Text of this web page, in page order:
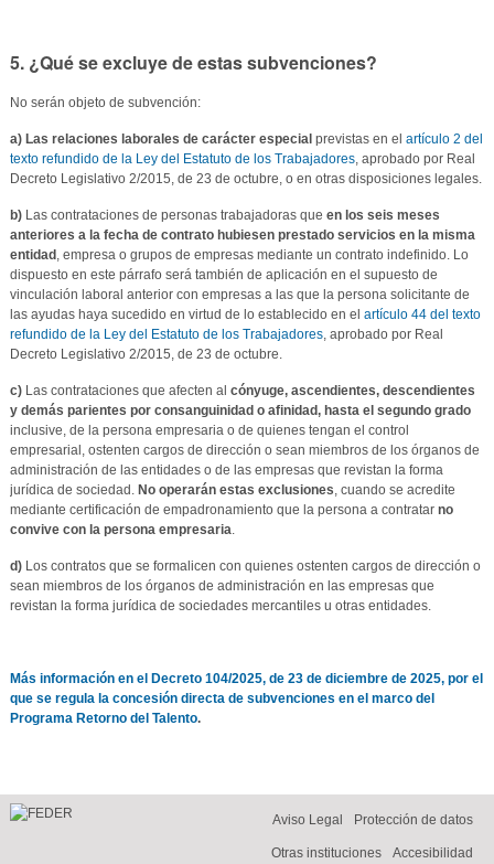
5. ¿Qué se excluye de estas subvenciones?
No serán objeto de subvención:
a) Las relaciones laborales de carácter especialprevistas en el artículo 2 del
texto refundido de la Ley del Estatuto de los Trabajadores, aprobado por Real
Decreto Legislativo 2/2015, de 23 de octubre, o en otras disposiciones legales.
b)Las contrataciones de personas trabajadoras que en los seis meses
anteriores a la fecha de contrato hubiesen prestado servicios en la misma
entidad, empresa o grupos de empresas mediante un contrato indefinido. Lo
dispuesto en este párrafo será también de aplicación en el supuesto de
vinculación laboral anterior con empresas a las que la persona solicitante de
las ayudas haya sucedido en virtud de lo establecido en el artículo 44 del texto
refundido de la Ley del Estatuto de los Trabajadores, aprobado por Real
Decreto Legislativo 2/2015, de 23 de octubre.
c)Las contrataciones que afecten al cónyuge, ascendientes, descendientes
y demás parientes por consanguinidad o afinidad, hasta el segundo grado
inclusive, de la persona empresaria o de quienes tengan el control
empresarial, ostenten cargos de dirección o sean miembros de los órganos de
administración de las entidades o de las empresas que revistan la forma
jurídica de sociedad. No operarán estas exclusiones , cuando se acredite
mediante certificación de empadronamiento que la persona a contratar no
convive con la persona empresaria
d)Los contratos que se formalicen con quienes ostenten cargos de dirección o
sean miembros de los órganos de administración en las empresas que
revistan la forma jurídica de sociedades mercantiles u otras entidades.
Más información en el Decreto 104/2025, de 23 de diciembre de 2025, por el
que se regula la concesión directa de subvenciones en el marco del
Programa Retorno del Talento.
Protección de datos
Aviso Legal
Accesibilidad
Otras instituciones